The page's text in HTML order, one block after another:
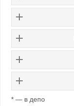
* — в депо